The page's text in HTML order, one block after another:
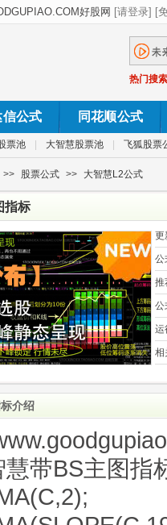
热门搜索
信公式 同花顺公式
票池 大智慧股票池 飞狐股票
>> 股票公式 >> 大智慧L2公式
指标
更
公
推
公
运
相
介绍
带BS主图指